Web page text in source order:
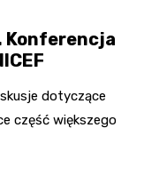
Konferencja
dotyczące
część większego